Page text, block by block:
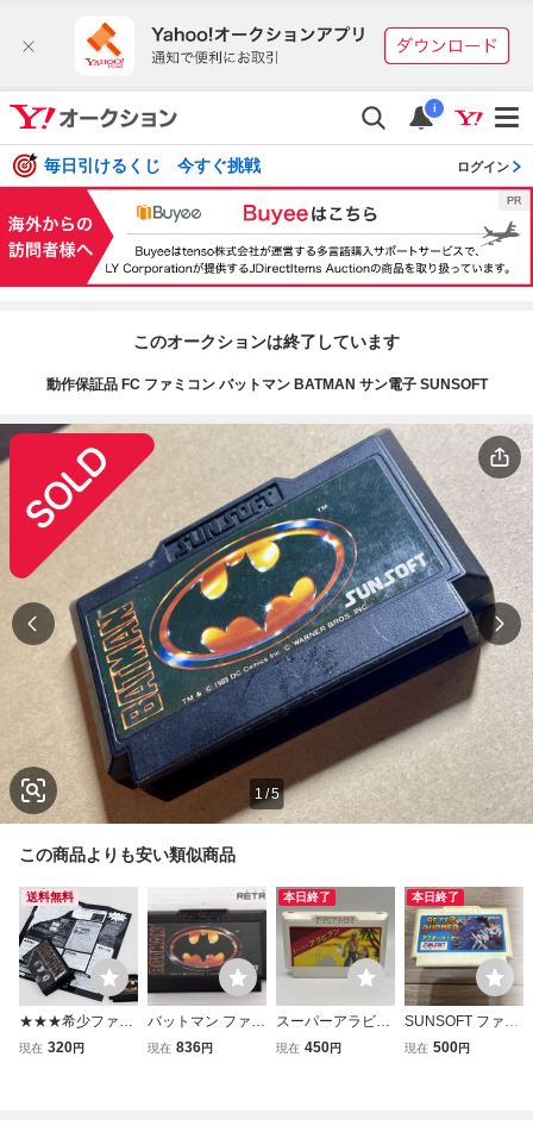
i
毎日引けるくじ 今すぐ挑戦 ログイン
このオークションは終了しています
動作保証品 FC ファミコン バットマン BATMAN サン電子 SUNSOFT
1 /5
この商品よりも安い類似商品
送料無料
★★★希少ファミ
カセ★ポスター等
現在 320円
バットマン ファミ
コン FC
現在 836円
本日終了
スーパーアラビア
ン SUN SOFT サ
現在 450円
本日終了
SUNSOFT ファミ
コンソフト アフタ
現在 500円